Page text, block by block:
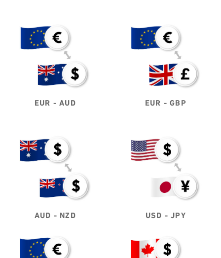
EUR - GBP
EUR - AUD
USD - JPY
AUD - NZD